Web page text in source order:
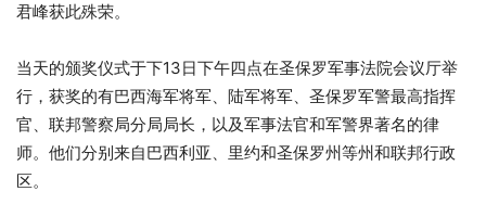
君峰获此殊荣。
当天的颁奖仪式于下13日下午四点在圣保罗军事法院会议厅举
行，获奖的有巴西海军将军、陆军将军、圣保罗军警最高指挥
官、联邦警察局分局局长，以及军事法官和军警界著名的律
师。他们分别来自巴西利亚、里约和圣保罗州等州和联邦行政
区。